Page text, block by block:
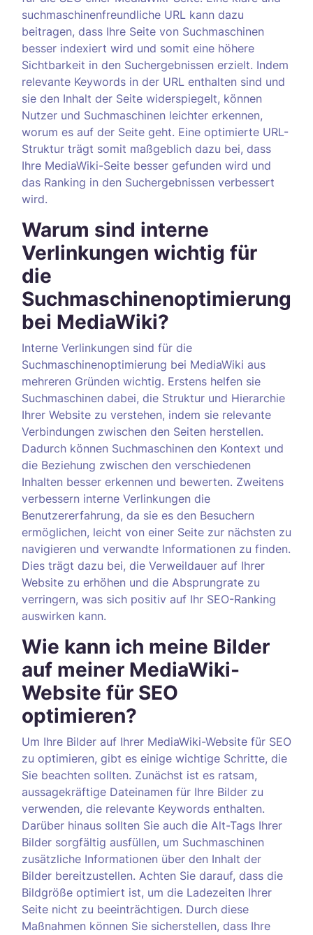
suchmaschinenfreundliche URL kann dazu
beitragen, dass Ihre Seite von Suchmaschinen
besser indexiert wird und somit eine höhere
Sichtbarkeit in den Suchergebnissen erzielt. Indem
relevante Keywords in der URL enthalten sind und
sie den Inhalt der Seite widerspiegelt, können
Nutzer und Suchmaschinen leichter erkennen,
worum es auf der Seite geht. Eine optimierte URL-
Struktur trägt somit maßgeblich dazu bei, dass
Ihre MediaWiki-Seite besser gefunden wird und
das Ranking in den Suchergebnissen verbessert
wird.
Warum sind interne
Verlinkungen wichtig für
die
Suchmaschinenoptimierung
bei MediaWiki?
Interne Verlinkungen sind für die
Suchmaschinenoptimierung bei MediaWiki aus
mehreren Gründen wichtig. Erstens helfen sie
Suchmaschinen dabei, die Struktur und Hierarchie
Ihrer Website zu verstehen, indem sie relevante
Verbindungen zwischen den Seiten herstellen.
Dadurch können Suchmaschinen den Kontext und
die Beziehung zwischen den verschiedenen
Inhalten besser erkennen und bewerten. Zweitens
verbessern interne Verlinkungen die
Benutzererfahrung, da sie es den Besuchern
ermöglichen, leicht von einer Seite zur nächsten zu
navigieren und verwandte Informationen zu finden.
Dies trägt dazu bei, die Verweildauer auf Ihrer
Website zu erhöhen und die Absprungrate zu
verringern, was sich positiv auf Ihr SEO-Ranking
auswirken kann.
Wie kann ich meine Bilder
auf meiner MediaWiki-
Website für SEO
optimieren?
Um Ihre Bilder auf Ihrer MediaWiki-Website für SEO
zu optimieren, gibt es einige wichtige Schritte, die
Sie beachten sollten. Zunächst ist es ratsam,
aussagekräftige Dateinamen für Ihre Bilder zu
verwenden, die relevante Keywords enthalten.
Darüber hinaus sollten Sie auch die Alt-Tags Ihrer
Bilder sorgfältig ausfüllen, um Suchmaschinen
zusätzliche Informationen über den Inhalt der
Bilder bereitzustellen. Achten Sie darauf, dass die
Bildgröße optimiert ist, um die Ladezeiten Ihrer
Seite nicht zu beeinträchtigen. Durch diese
Maßnahmen können Sie sicherstellen, dass Ihre